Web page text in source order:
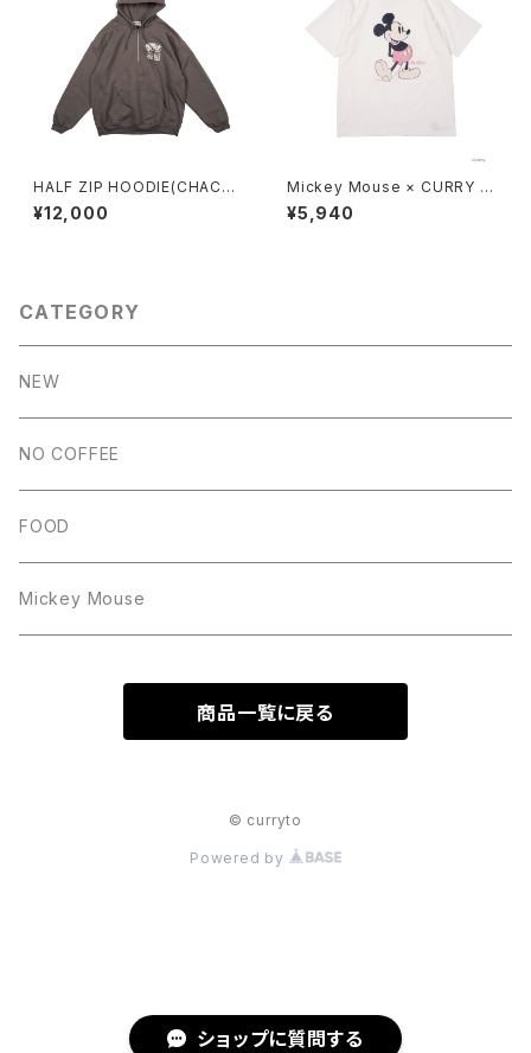
ショップに質問する
HALF ZIP HOODIE(CHACO
AL GRAY)
¥12,000
Mickey Mouse × CURRY T
O T(WHITE）
¥5,940
CATEGORY
NEW
NO COFFEE
FOOD
Mickey Mouse
商品一覧に戻る
© curryto
Powered by